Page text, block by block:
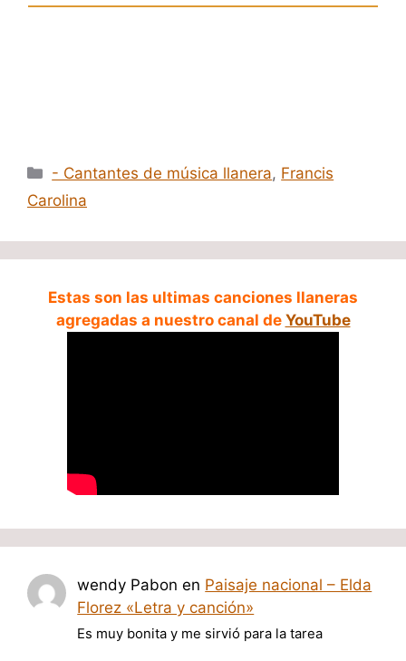
Categorías
- Cantantes de música llanera, Francis
Carolina
Estas son las ultimas canciones llaneras
agregadas a nuestro canal de YouTube
wendy Pabon en Paisaje nacional – Elda
Florez «Letra y canción»
Es muy bonita y me sirvió para la tarea